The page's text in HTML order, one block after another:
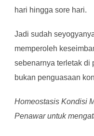
hari hingga sore hari.
Jadi sudah
memperoleh
sebenarnya terletak di
bukan penguasaan
Homeostasis Kondisi
Penawar untuk